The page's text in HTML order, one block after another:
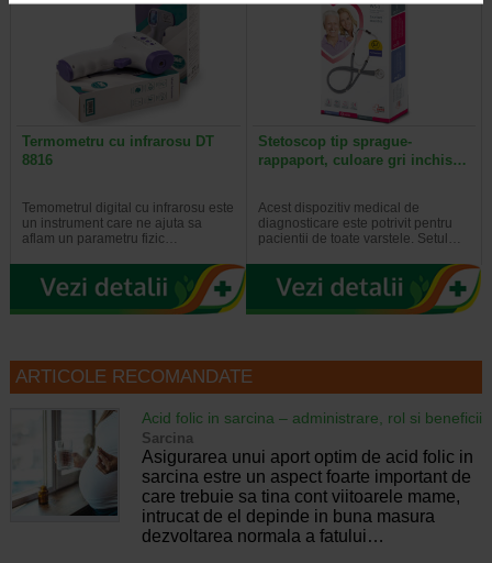
Termometru cu infrarosu DT
8816
Temometrul digital cu infrarosu este
un instrument care ne ajuta sa
aflam un parametru fizic…
Stetoscop tip sprague-
rappaport, culoare gri inchis…
Acest dispozitiv medical de
diagnosticare este potrivit pentru
pacientii de toate varstele. Setul…
ARTICOLE RECOMANDATE
Acid folic in sarcina – administrare, rol si beneficii
Sarcina
Asigurarea unui aport optim de acid folic in
sarcina estre un aspect foarte important de
care trebuie sa tina cont viitoarele mame,
intrucat de el depinde in buna masura
dezvoltarea normala a fatului…